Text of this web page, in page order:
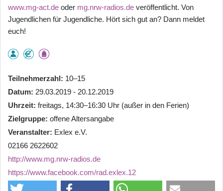
www.mg-act.de oder mg.nrw-radios.de veröffentlicht. Von
Jugendlichen für Jugendliche. Hört sich gut an? Dann meldet
euch!
Teilnehmerzahl
10–15
Datum 29.03.2019 - 20.12.2019
Uhrzeit freitags, 14:30–16:30 Uhr (außer in den Ferien)
Zielgruppe offene Altersangabe
Veranstalter Exlex e.V.
02166 2622602
http://www.mg.nrw-radios.de
https://www.facebook.com/rad.exlex.12